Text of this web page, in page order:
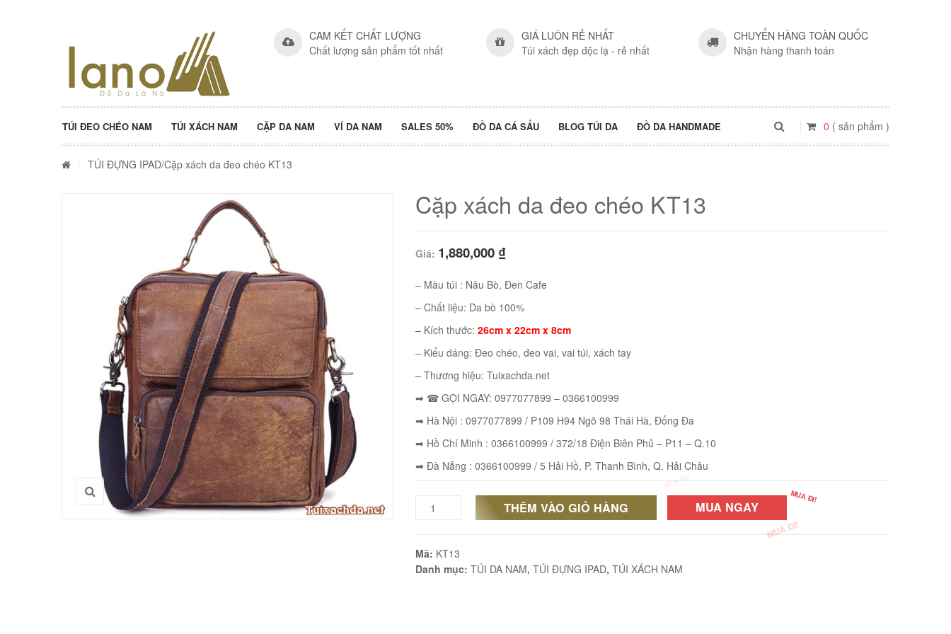
CAM KẾT CHẤT LƯỢNG
Chất lượng sản phẩm tốt nhất
GIÁ LUÔN RẺ NHẤT
Túi xách đẹp độc lạ - rẻ nhất
CHUYỂN HÀNG TOÀN QUỐC
Nhận hàng thanh toán
TÚI ĐEO CHÉO NAM TÚI XÁCH NAM CẶP DA NAM VÍ DA NAM SALES 50% ĐỒ DA CÁ SẤU BLOG TÚI DA ĐỒ DA HANDMADE 0 ( sản phẩm )
TÚI ĐỰNG IPAD/Cặp xách da đeo chéo KT13
Cặp xách da đeo chéo KT13
Giá: 1,880,000 ₫
– Màu túi : Nâu Bò, Đen Cafe
– Chất liệu: Da bò 100%
– Kích thước: 26cm x 22cm x 8cm
– Kiểu dáng: Đeo chéo, đeo vai, vai túi, xách tay
– Thương hiệu: Tuixachda.net
➡ ☎ GỌI NGAY: 0977077899 – 0366100999
➡ Hà Nội : 0977077899 / P109 H94 Ngõ 98 Thái Hà, Đống Đa
➡ Hồ Chí Minh : 0366100999 / 372/18 Điện Biên Phủ – P11 – Q.10
➡ Đà Nẵng : 0366100999 / 5 Hải Hồ, P. Thanh Bình, Q. Hải Châu
Cặp
da
THÊM VÀO GIỎ HÀNG MUA NGAY
Mã: KT13
Danh mục: TÚI DA NAM, TÚI ĐỰNG IPAD, TÚI XÁCH NAM